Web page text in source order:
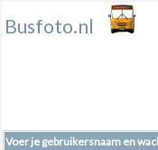
Busfoto.nl
Voer je gebruikersnaam en